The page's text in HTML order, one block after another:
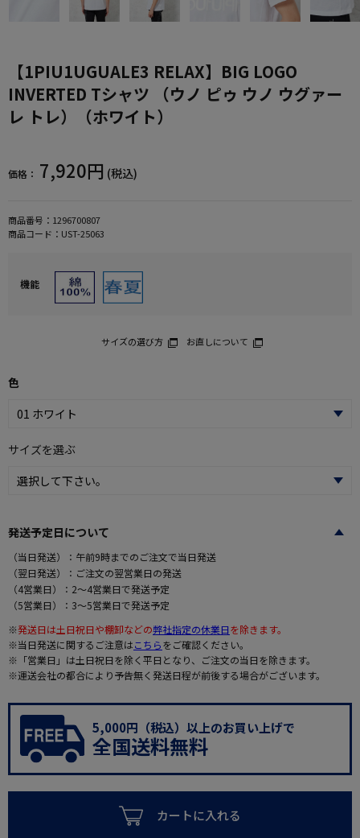
【1PIU1UGUALE3 RELAX】BIG LOGO
INVERTED Tシャツ （ウノ ピゥ ウノ ウグァー
レ トレ）（ホワイト）
価格： 7,920円 (税込)
商品番号： 1296700807
商品コード： UST-25063
機能
サイズの選び方 お直しについて
色
サイズを選ぶ
発送予定日について
（当日発送）：午前9時までのご注文で当日発送
（翌日発送）：ご注文の翌営業日の発送
（4営業日）：2～4営業日で発送予定
（5営業日）：3～5営業日で発送予定
※発送日は土日祝日や棚卸などの弊社指定の休業日を除きます。
※当日発送に関するご注意はこちらをご確認ください。
※「営業日」は土日祝日を除く平日となり、ご注文の当日を除きます。
※運送会社の都合により予告無く発送日程が前後する場合がございます。
5,000円（税込）以上のお買い上げで
全国送料無料
カートに入れる